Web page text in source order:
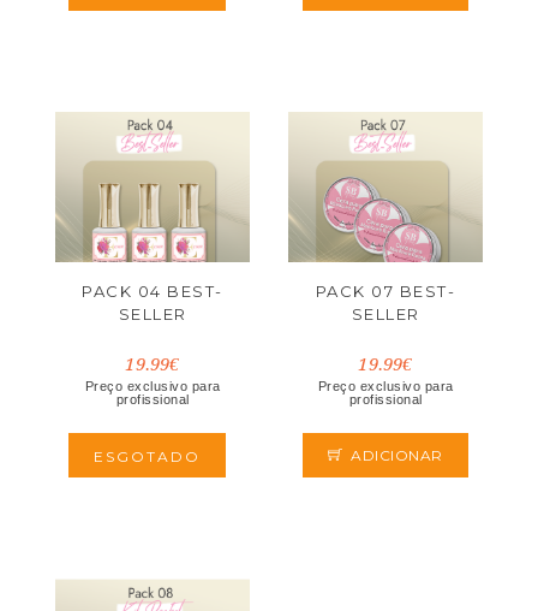
PACK 04 BEST-
SELLER
19.99€
Preço exclusivo para
profissional
ESGOTADO
PACK 07 BEST-
SELLER
19.99€
Preço exclusivo para
profissional
ADICIONAR